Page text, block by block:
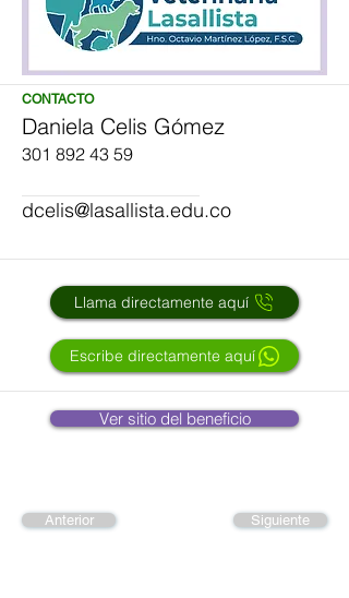
CONTACTO
Daniela Celis Gómez
301 892 43 59
dcelis@lasallista.edu.co
Llama directamente aquí
Escribe directamente aquí
Ver sitio del beneficio
Anterior Siguiente